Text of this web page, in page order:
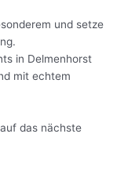
und setze
in Delmenhorst
mit echtem
das nächste